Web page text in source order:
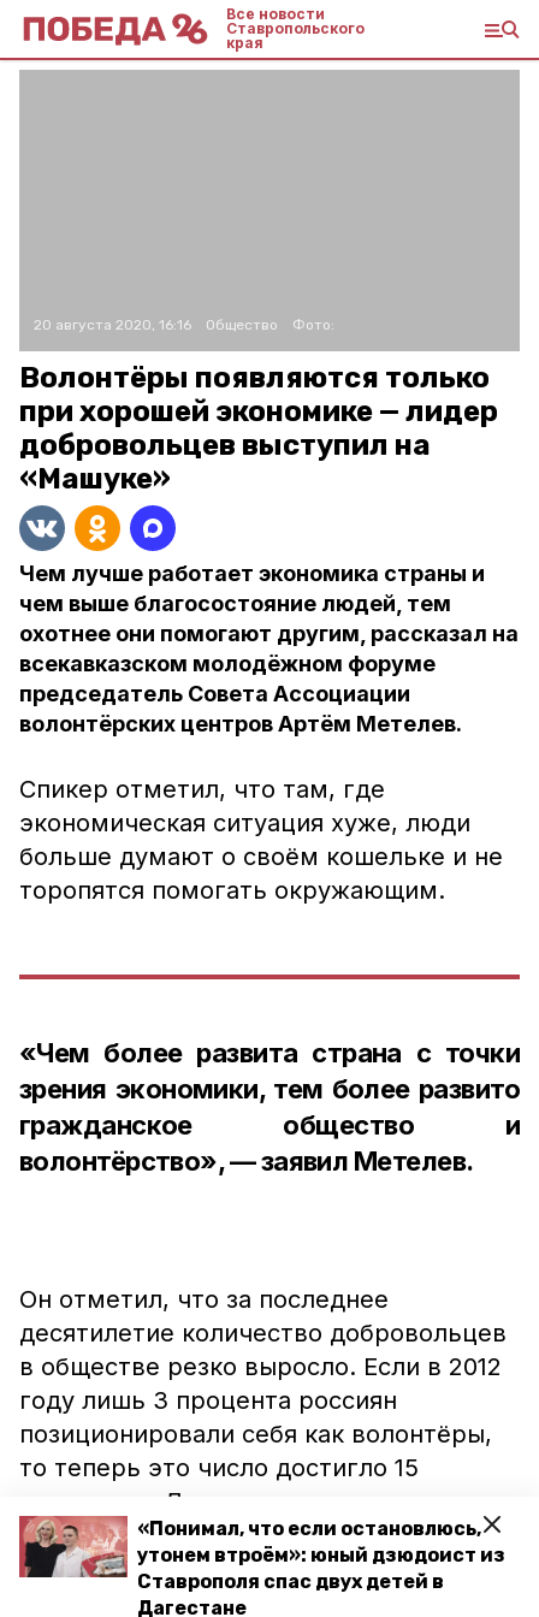
«Понимал, что если остановлюсь,
утонем втроём»: юный дзюдоист из
Ставрополя спас двух детей в
Дагестане
Все новости
Ставропольского
края
20 августа 2020, 16:16 Общество Фото:
Волонтёры появляются только
при хорошей экономике — лидер
добровольцев выступил на
«Машуке»
Чем лучше работает экономика страны и
чем выше благосостояние людей, тем
охотнее они помогают другим, рассказал на
всекавказском молодёжном форуме
председатель Совета Ассоциации
волонтёрских центров Артём Метелев.
Спикер отметил, что там, где
экономическая ситуация хуже, люди
больше думают о своём кошельке и не
торопятся помогать окружающим.
«Чем более развита страна с точки
зрения экономики, тем более развито
гражданское общество и
волонтёрство», — заявил Метелев.
Он отметил, что за последнее
десятилетие количество добровольцев
в обществе резко выросло. Если в 2012
году лишь 3 процента россиян
позиционировали себя как волонтёры,
то теперь это число достигло 15
процентов. Лидер ассоциации также
пояснил, что особенно показательным
стал период пандемии, когда,
например, волонтёры помогали